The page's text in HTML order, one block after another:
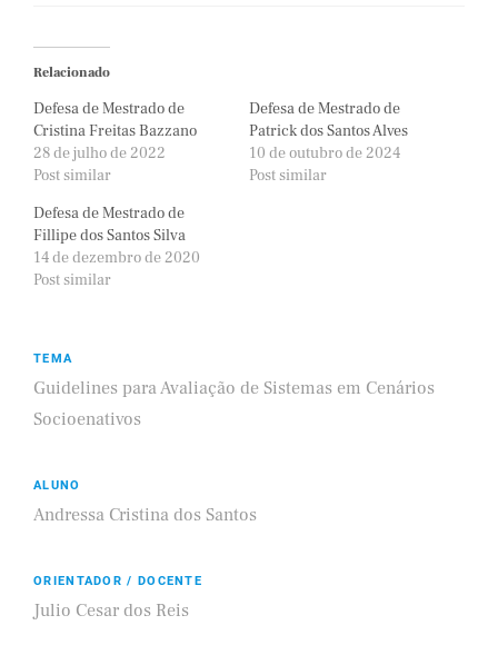
Relacionado
Defesa de Mestrado de
Cristina Freitas Bazzano
28 de julho de 2022
Post similar
Defesa de Mestrado de
Patrick dos Santos Alves
10 de outubro de 2024
Post similar
Defesa de Mestrado de
Fillipe dos Santos Silva
14 de dezembro de 2020
Post similar
TEMA
Guidelines para Avaliação de Sistemas em Cenários
Socioenativos
ALUNO
Andressa Cristina dos Santos
ORIENTADOR / DOCENTE
Julio Cesar dos Reis